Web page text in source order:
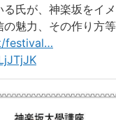
氏が、神楽坂をイ
魅力、その作り方等
festival…